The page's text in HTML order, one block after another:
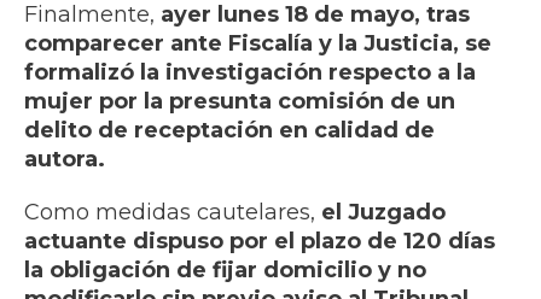
Finalmente, ayer lunes 18 de mayo, tras
comparecer ante Fiscalía y la Justicia, se
formalizó la investigación respecto a la
mujer por la presunta comisión de un
delito de receptación en calidad de
autora.
Como medidas cautelares, el Juzgado
actuante dispuso por el plazo de 120 días
la obligación de fijar domicilio y no